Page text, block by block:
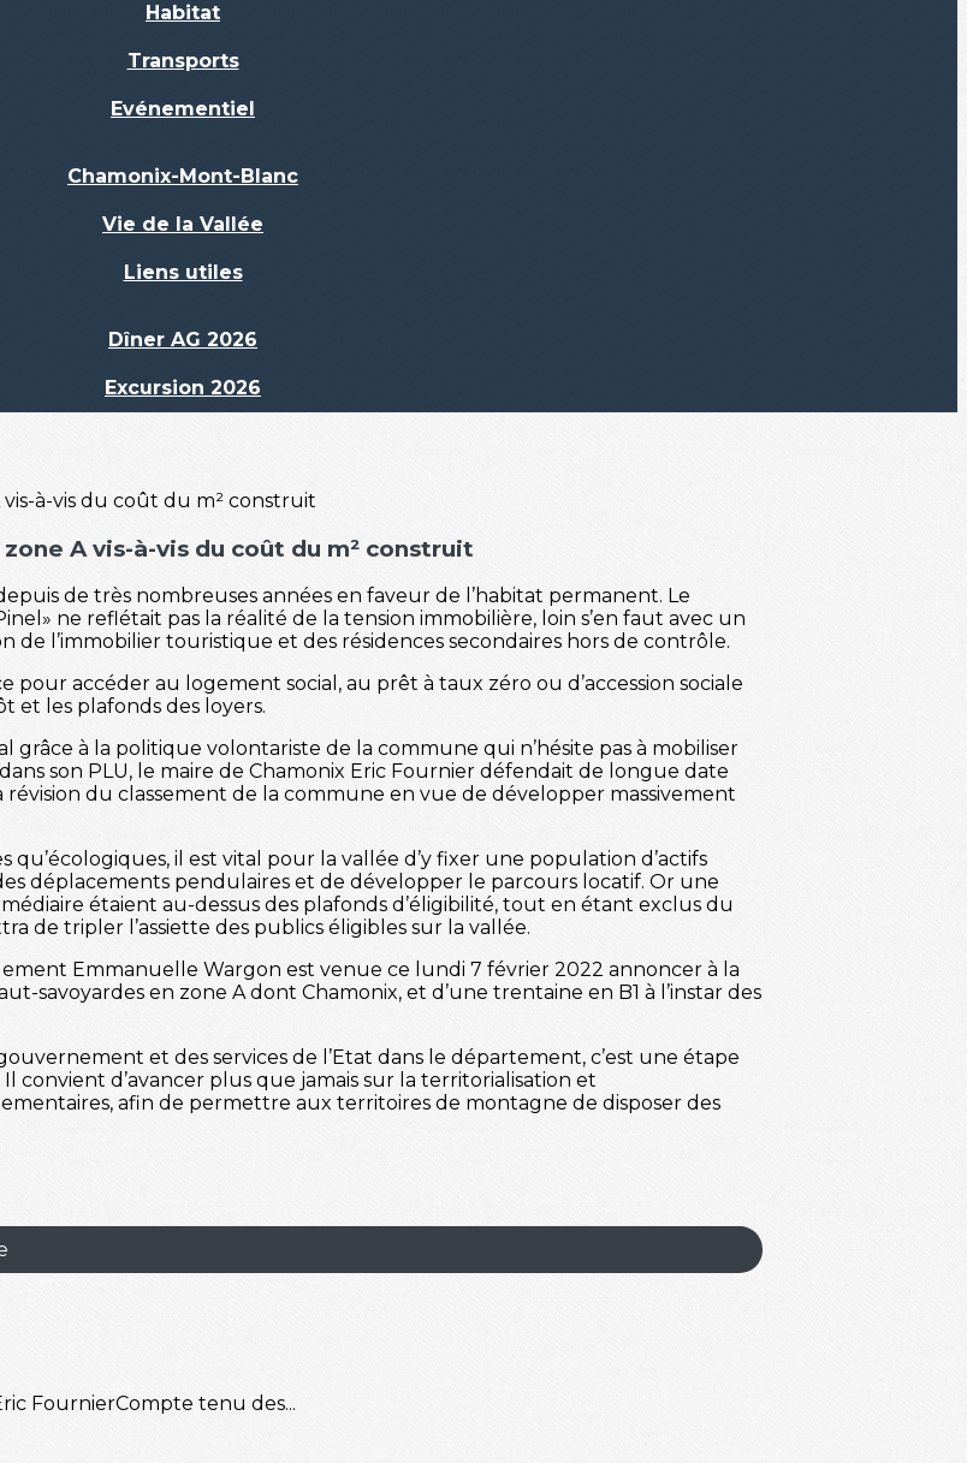
Habitat
Transports
Evénementiel
Chamonix-Mont-Blanc
Vie de la Vallée
Liens utiles
Dîner AG 2026
Excursion 2026
A vis-à-vis du coût du m² construit
de très nombreuses années en faveur de l’habitat permanent. Le
ne reflétait pas la réalité de la tension immobilière, loin s’en faut avec un
l’immobilier touristique et des résidences secondaires hors de contrôle.
pour accéder au logement social, au prêt à taux zéro ou d’accession sociale
et les plafonds des loyers.
grâce à la politique volontariste de la commune qui n’hésite pas à mobiliser
son PLU, le maire de Chamonix Eric Fournier défendait de longue date
du classement de la commune en vue de développer massivement
il est vital pour la vallée d’y fixer une population d’actifs
déplacements pendulaires et de développer le parcours locatif. Or une
étaient au-dessus des plafonds d’éligibilité, tout en étant exclus du
de tripler l’assiette des publics éligibles sur la vallée.
Emmanuelle Wargon est venue ce lundi 7 février 2022 annoncer à la
savoyardes en zone A dont Chamonix, et d’une trentaine en B1 à l’instar des
et des services de l’Etat dans le département, c’est une étape
convient d’avancer plus que jamais sur la territorialisation et
afin de permettre aux territoires de montagne de disposer des
FournierCompte tenu des...